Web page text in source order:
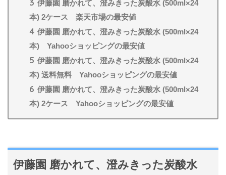
3 伊藤園 磨かれて、澄みきった炭酸水 (500ml×24
本) 2ケース 楽天市場の最安値
4 伊藤園 磨かれて、澄みきった炭酸水 (500ml×24
本) Yahooショッピングの最安値
5 伊藤園 磨かれて、澄みきった炭酸水 (500ml×24
本) 送料無料 Yahooショッピングの最安値
6 伊藤園 磨かれて、澄みきった炭酸水 (500ml×24
本) 2ケース Yahooショッピングの最安値
伊藤園 磨かれて、澄みきった炭酸水